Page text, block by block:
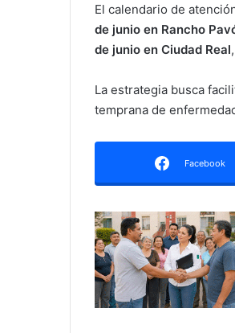
El calendario de
de junio en Rancho
de junio en Ciudad Real
La estrategia busca
temprana de
Facebook